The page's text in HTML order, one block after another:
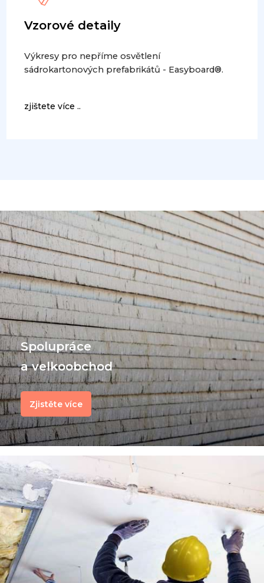
Vzorové detaily
Výkresy pro nepříme osvětlení
sádrokartonových prefabrikátů - Easyboard®.
zjištete více ..
Spolupráce
a velkoobchod
Zjistěte více
f